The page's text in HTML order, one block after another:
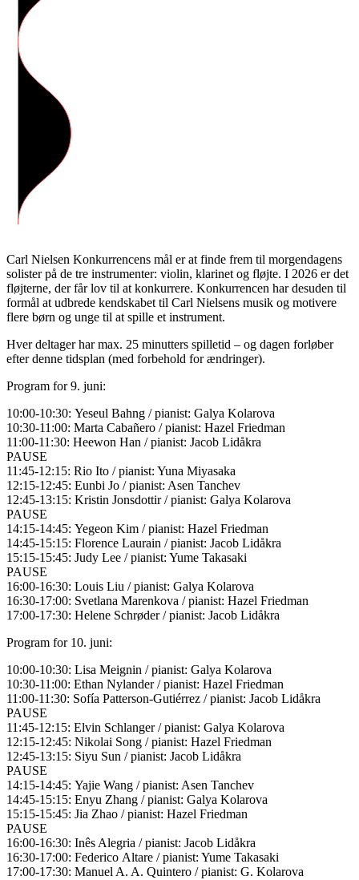
Carl Nielsen Konkurrencens mål er at finde frem til morgendagens
solister på de tre instrumenter: violin, klarinet og fløjte. I 2026 er det
fløjterne, der får lov til at konkurrere. Konkurrencen har desuden til
formål at udbrede kendskabet til Carl Nielsens musik og motivere
flere børn og unge til at spille et instrument.
Hver deltager har max. 25 minutters spilletid – og dagen forløber
efter denne tidsplan (med forbehold for ændringer).
Program for 9. juni:
10:00-10:30: Yeseul Bahng / pianist: Galya Kolarova
10:30-11:00: Marta Cabañero / pianist: Hazel Friedman
11:00-11:30: Heewon Han / pianist: Jacob Lidåkra
PAUSE
11:45-12:15: Rio Ito / pianist: Yuna Miyasaka
12:15-12:45: Eunbi Jo / pianist: Asen Tanchev
12:45-13:15: Kristin Jonsdottir/ pianist: Galya Kolarova
PAUSE
14:15-14:45: Yegeon Kim / pianist: Hazel Friedman
14:45-15:15: Florence Laurain / pianist: Jacob Lidåkra
15:15-15:45: Judy Lee / pianist: Yume Takasaki
PAUSE
16:00-16:30: Louis Liu / pianist: Galya Kolarova
16:30-17:00: Svetlana Marenkova /pianist: Hazel Friedman
17:00-17:30: Helene Schrøder/ pianist: Jacob Lidåkra
Program for 10. juni:
10:00-10:30: Lisa Meignin / pianist: Galya Kolarova
10:30-11:00: Ethan Nylander/ pianist: Hazel Friedman
11:00-11:30: Sofía Patterson-Gutiérrez / pianist: Jacob Lidåkra
PAUSE
11:45-12:15: Elvin Schlanger/ pianist: Galya Kolarova
12:15-12:45: Nikolai Song / pianist: Hazel Friedman
12:45-13:15: Siyu Sun / pianist: Jacob Lidåkra
PAUSE
14:15-14:45: Yajie Wang / pianist: Asen Tanchev
14:45-15:15: Enyu Zhang / pianist: Galya Kolarova
15:15-15:45: Jia Zhao / pianist: Hazel Friedman
PAUSE
16:00-16:30: Inês Alegria / pianist: Jacob Lidåkra
16:30-17:00: Federico Altare / pianist: Yume Takasaki
17:00-17:30: Manuel A. A. Quintero / pianist: G. Kolarova